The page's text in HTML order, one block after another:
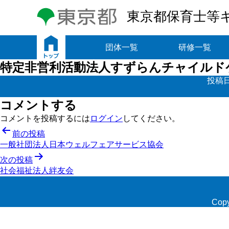
東京都保育士等
団体一覧 研修一覧
特定非営利活動法人すずらんチャイルド
投稿
コメントする
コメントを投稿するには ログイン してください。
投
稿
ナ
ビ
前の投稿
一般社団法人日本ウェルフェアサービス協会
次の投稿
社会福祉法人絆友会